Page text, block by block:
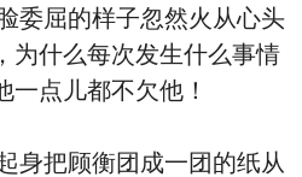
委屈的样子忽然火从心头
为什么每次发生什么事情
一点儿都不欠他！
把顾衡团成一团的纸从